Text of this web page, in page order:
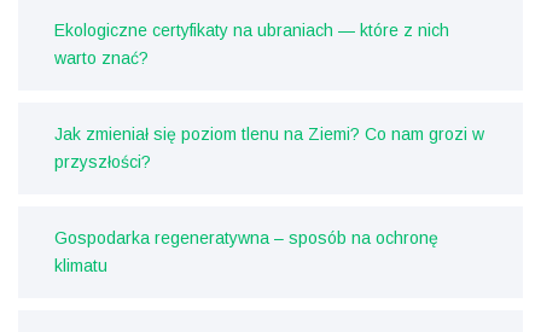
Ekologiczne certyfikaty na ubraniach — które z nich
warto znać?
Jak zmieniał się poziom tlenu na Ziemi? Co nam grozi w
przyszłości?
Gospodarka regeneratywna – sposób na ochronę
klimatu